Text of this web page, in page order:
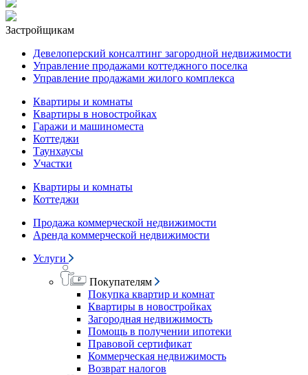
Застройщикам
Девелоперский консалтинг загородной недвижимости
Управление продажами коттеджного поселка
Управление продажами жилого комплекса
Квартиры и комнаты
Квартиры в новостройках
Гаражи и машиноместа
Коттеджи
Таунхаусы
Участки
Квартиры и комнаты
Коттеджи
Продажа коммерческой недвижимости
Аренда коммерческой недвижимости
Услуги
Покупателям
Покупка квартир и комнат
Квартиры в новостройках
Загородная недвижимость
Помощь в получении ипотеки
Правовой сертификат
Коммерческая недвижимость
Возврат налогов